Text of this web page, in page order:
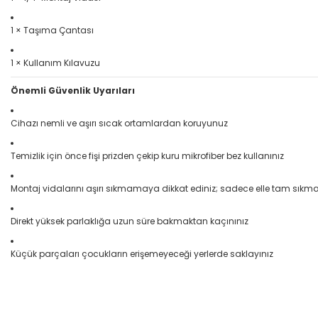
1 × Taşıma Çantası
1 × Kullanım Kılavuzu
Önemli Güvenlik Uyarıları
Cihazı nemli ve aşırı sıcak ortamlardan koruyunuz
Temizlik için önce fişi prizden çekip kuru mikrofiber bez kullanınız
Montaj vidalarını aşırı sıkmamaya dikkat ediniz; sadece elle tam
Direkt yüksek parlaklığa uzun süre bakmaktan kaçınınız
Küçük parçaları çocukların erişemeyeceği yerlerde saklayınız